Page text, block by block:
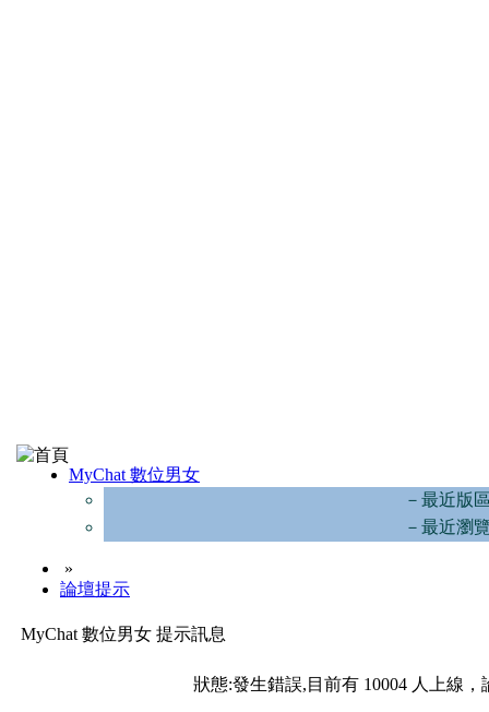
MyChat 數位男女
－最近版
－最近瀏
»
論壇提示
MyChat 數位男女 提示訊息
狀態:發生錯誤,目前有 10004 人上線